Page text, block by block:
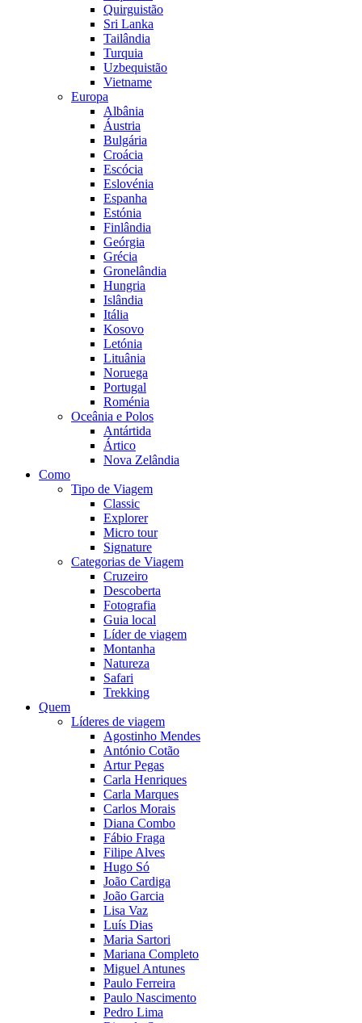
Quirguistão
Sri Lanka
Tailândia
Turquia
Uzbequistão
Vietname
Europa
Albânia
Áustria
Bulgária
Croácia
Escócia
Eslovénia
Espanha
Estónia
Finlândia
Geórgia
Grécia
Gronelândia
Hungria
Islândia
Itália
Kosovo
Letónia
Lituânia
Noruega
Portugal
Roménia
Oceânia e Polos
Antártida
Ártico
Nova Zelândia
Como
Tipo de Viagem
Classic
Explorer
Micro tour
Signature
Categorias de Viagem
Cruzeiro
Descoberta
Fotografia
Guia local
Líder de viagem
Montanha
Natureza
Safari
Trekking
Quem
Líderes de viagem
Agostinho Mendes
António Cotão
Artur Pegas
Carla Henriques
Carla Marques
Carlos Morais
Diana Combo
Fábio Fraga
Filipe Alves
Hugo Só
João Cardiga
João Garcia
Lisa Vaz
Luís Dias
Maria Sartori
Mariana Completo
Miguel Antunes
Paulo Ferreira
Paulo Nascimento
Pedro Lima